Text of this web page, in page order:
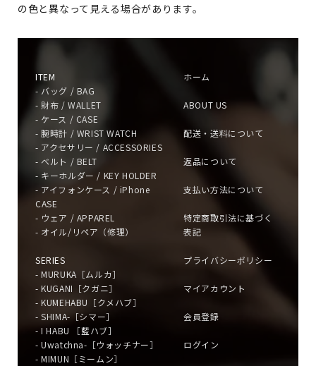
の色と異なって見える場合があります。
ITEM
- バッグ / BAG
- 財布 / WALLET
- ケース / CASE
- 腕時計 / WRIST WATCH
- アクセサリー / ACCESSORIES
- ベルト / BELT
- キーホルダー / KEY HOLDER
- アイフォンケース / iPhone
CASE
- ウェア / APPAREL
- オイル/リペア（修理）
SERIES
- MURUKA［ムルカ］
- KUGANI［クガニ］
- KUMEHABU［クメハブ］
- SHIMA-［シマー］
- I HABU ［藍ハブ］
- Uwatchna-［ウォッチナー］
- MIMUN［ミームン］
ホーム
ABOUT US
配送・送料について
返品について
支払い方法について
特定商取引法に基づく
表記
プライバシーポリシー
マイアカウント
会員登録
ログイン